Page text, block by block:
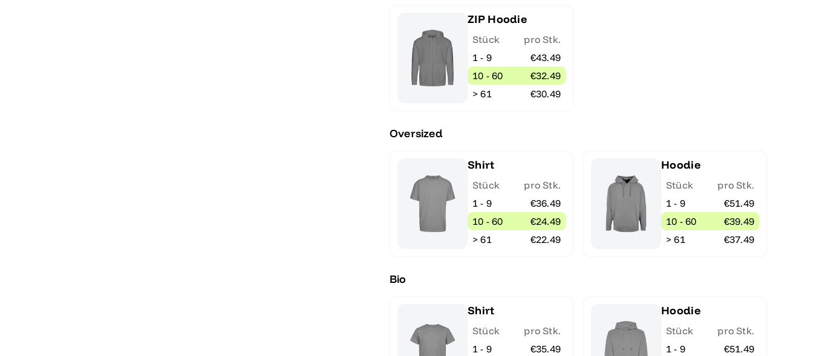
ZIP Hoodie
Stück
pro Stk.
1 - 9
€43.49
10 - 60
€32.49
> 61
€30.49
Oversized
Shirt
Stück
pro Stk.
1 - 9
€36.49
10 - 60
€24.49
> 61
€22.49
Hoodie
Stück
pro Stk.
1 - 9
€51.49
10 - 60
€39.49
> 61
€37.49
Bio
Shirt
Stück
pro Stk.
1 - 9
€35.49
Hoodie
Stück
pro Stk.
1 - 9
€51.49